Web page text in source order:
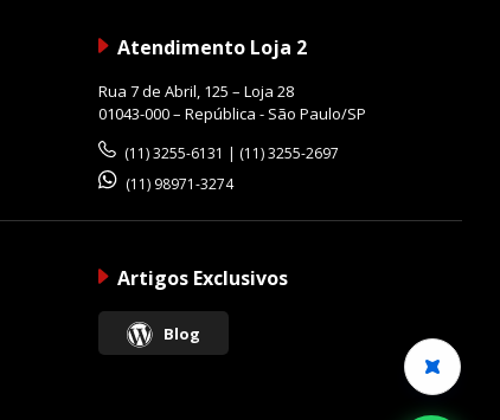
Atendimento Loja 2
Rua 7 de Abril, 125 – Loja 28
01043-000 – República - São Paulo/SP
(11) 3255-6131 | (11) 3255-2697
(11) 98971-3274
Artigos Exclusivos
Blog